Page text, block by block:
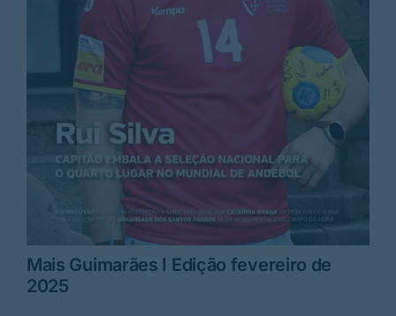
Mais Guimarães I Edição fevereiro de
2025